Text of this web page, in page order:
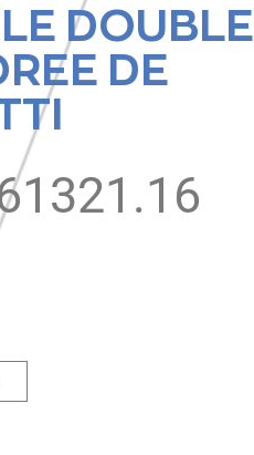
DOUBLE
DE